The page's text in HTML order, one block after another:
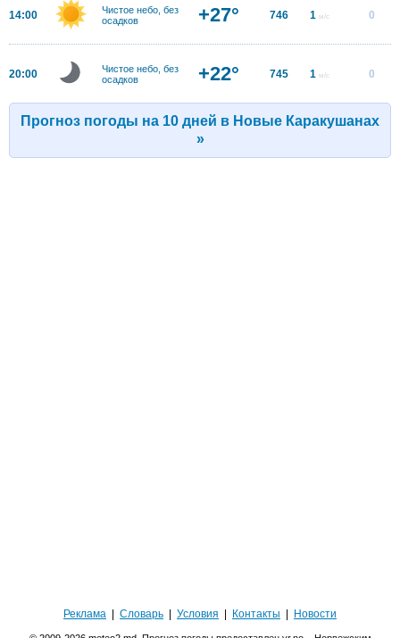
14:00
Чистое небо, без
осадков
+27° 746 1 м/с 0
20:00
Чистое небо, без
осадков
+22° 745 1 м/с 0
Прогноз погоды на 10 дней в Новые Каракушанах
»
Реклама Словарь Условия Контакты Новости